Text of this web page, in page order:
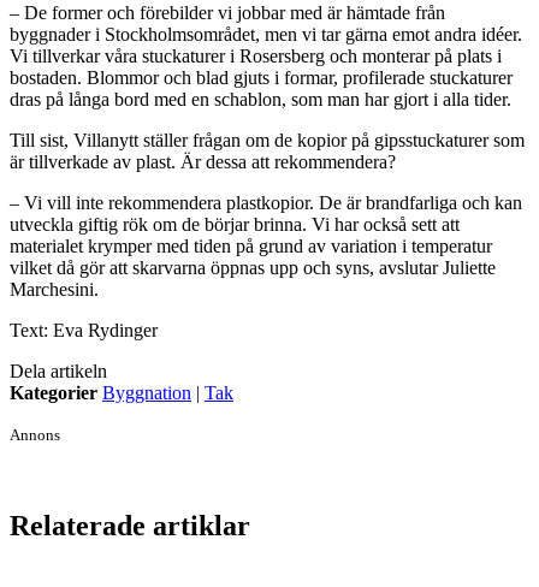
– De former och förebilder vi jobbar med är hämtade från
byggnader i Stockholmsområdet, men vi tar gärna emot andra idéer.
Vi tillverkar våra stuckaturer i Rosersberg och monterar på plats i
bostaden. Blommor och blad gjuts i formar, profilerade stuckaturer
dras på långa bord med en schablon, som man har gjort i alla tider.
Till sist, Villanytt ställer frågan om de kopior på gipsstuckaturer som
är tillverkade av plast. Är dessa att rekommendera?
– Vi vill inte rekommendera plastkopior. De är brandfarliga och kan
utveckla giftig rök om de börjar brinna. Vi har också sett att
materialet krymper med tiden på grund av variation i temperatur
vilket då gör att skarvarna öppnas upp och syns, avslutar Juliette
Marchesini.
Text: Eva Rydinger
Dela artikeln
Kategorier Byggnation | Tak
Annons
Relaterade artiklar